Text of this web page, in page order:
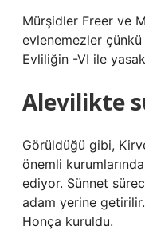
Mürşidler Freer ve
evlenemezler
Evliliğin -VI ile
Alevilikte
Görüldüğü gibi,
önemli
ediyor. Sünnet
adam yerine
Honça kuruldu.